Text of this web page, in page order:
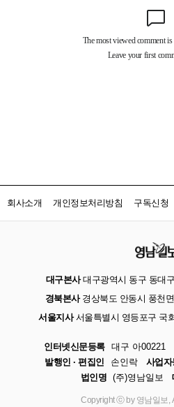
회사소개 개인정보처리방침 구독신청
대구본사대구광역시 동구 동대
경북본사경상북도 안동시 풍천
서울지사서울특별시 영등포구 국
인터넷신문등록 대구 아
발행인 · 편집인
손인락 사업
법인명 (주)영남일보
Copyright ⓒ by 영남일보,